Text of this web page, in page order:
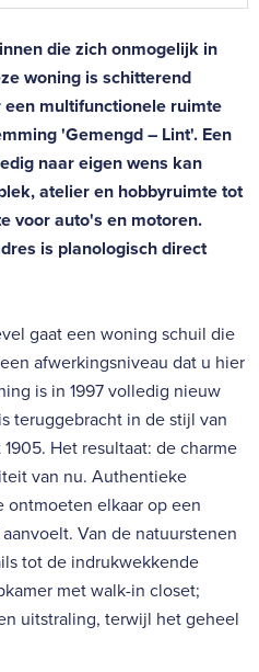
die zich onmogelijk in
woning is schitterend
multifunctionele ruimte
'Gemengd – Lint'. Een
naar eigen wens kan
atelier en hobbyruimte tot
voor auto's en motoren.
is planologisch direct
gaat een woning schuil die
afwerkingsniveau dat u hier
is in 1997 volledig nieuw
teruggebracht in de stijl van
Het resultaat: de charme
van nu. Authentieke
elkaar op een
Van de natuurstenen
tot de indrukwekkende
met walk-in closet;
uitstraling, terwijl het geheel